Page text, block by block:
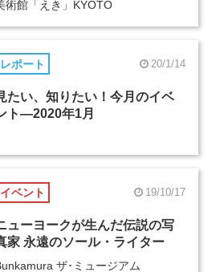
術館「えき」KYOTO
レポート 20/1/14
たい、知りたい！今月のイベ
ト―2020年1月
イベント 19/10/17
ューヨークが生んだ伝説の写
家 永遠のソール・ライター
ザ･ミュージアム